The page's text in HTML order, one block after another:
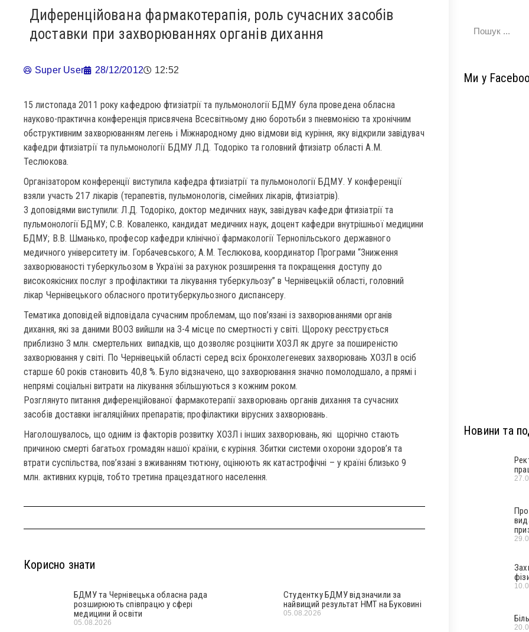
Диференційована фармакотерапія, роль сучасних засобів
доставки при захворюваннях органів дихання
Super User 28/12/2012 12:52
15 листопада 2011 року кафедрою фтизіатрії та пульмонології БДМУ була проведена обласна
науково-практична конференція присвячена Всесвітньому дню боротьби з пневмонією та хронічним
обструктивним захворюванням легень і Міжнародному дню відмови від куріння, яку відкрили завідувач
кафедри фтизіатрії та пульмонології БДМУ Л.Д. Тодоріко та головний фтизіатр області А.М.
Теслюкова.
Організатором конференції виступила кафедра фтизіатрії та пульмонології БДМУ. У конференції
взяли участь 217 лікарів (терапевтів, пульмонологів, сімейних лікарів, фтизіатрів).
З доповідями виступили: Л.Д. Тодоріко, доктор медичних наук, завідувач кафедри фтизіатрії та
пульмонології БДМУ; С.В. Коваленко, кандидат медичних наук, доцент кафедри внутрішньої медицини
БДМУ; В.В. Шманько, професор кафедри клінічної фармакології Тернопільського державного
медичного університету ім. Горбачевського; А.М. Теслюкова, координатор Програми “Зниження
захворюваності туберкульозом в Україні за рахунок розширення та покращення доступу до
високоякісних послуг з профілактики та лікування туберкульозу” в Чернівецькій області, головний
лікар Чернівецького обласного протитуберкульозного диспансеру.
Тематика доповідей відповідала сучасним проблемам, що пов’язані із захворюваннями органів
дихання, які за даними ВООЗ вийшли на 3-4 місце по смертності у світі. Щороку реєструється
приблизно 3 млн. смертельних випадків, що дозволяє розцінити ХОЗЛ як друге за поширеністю
захворювання у світі. По Чернівецькій області серед всіх бронхолегеневих захворювань ХОЗЛ в осіб
старше 60 років становить 40,8 %. Було відзначено, що захворювання значно помолодшало, а прямі і
непрямі соціальні витрати на лікування збільшуються з кожним роком.
Розглянуто питання диференційованої фармакотерапії захворювань органів дихання та сучасних
засобів доставки інгаляційних препаратів; профілактики вірусних захворювань.
Наголошувалось, що одним із факторів розвитку ХОЗЛ і інших захворювань, які щорічно стають
причиною смерті багатьох громадян нашої країни, є куріння. Збитки системи охорони здоров’я та
втрати суспільства, пов’язані з вживанням тютюну, оцінюють як катастрофічні – у країні близько 9
млн. активних курців, тобто третина працездатного населення.
Корисно знати
БДМУ та Чернівецька обласна рада
розширюють співпрацю у сфері
медицини й освіти
05.08.2026
Студентку БДМУ відзначили за
найвищий результат НМТ на Буковині
05.08.2026
Ми у
Новини та